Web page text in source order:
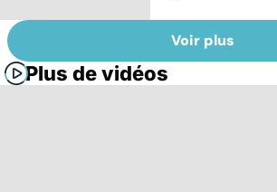
Voir plus
Plus de vidéos